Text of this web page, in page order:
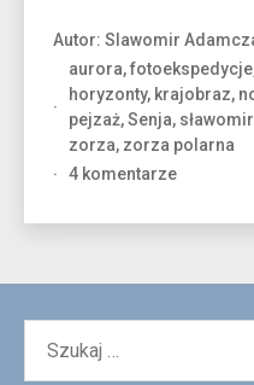
zorzy”
Autor: Slawomir
aurora,fotoekspedycje
horyzonty, krajobraz,
pejzaż,Senja,
zorza, zorza polarna
4 komentarzedo
procent